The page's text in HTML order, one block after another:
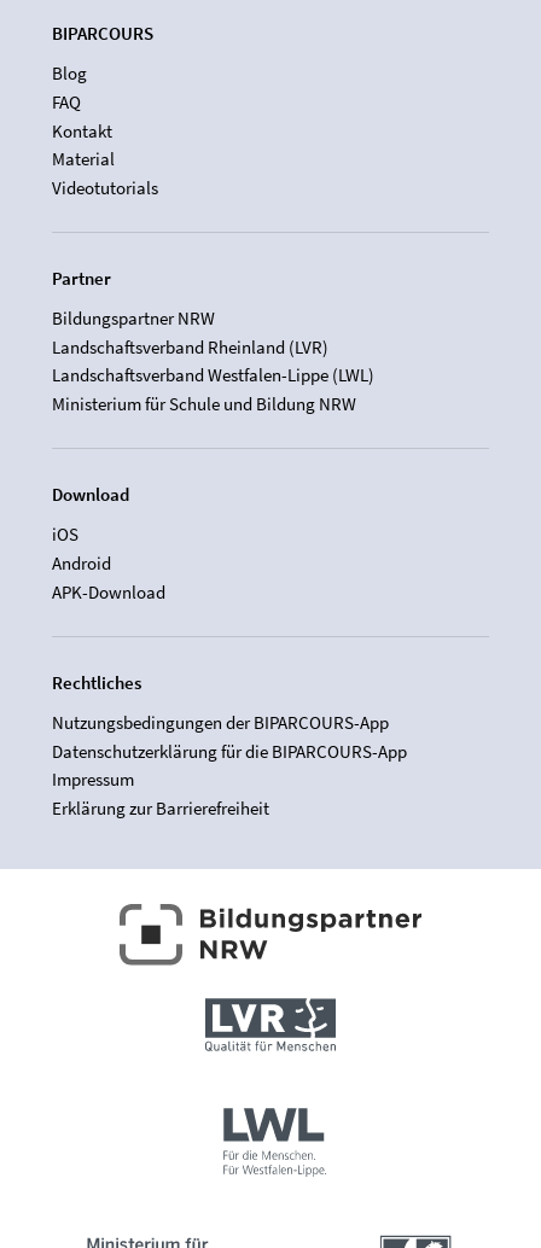
BIPARCOURS
Blog
FAQ
Kontakt
Material
Videotutorials
Partner
Bildungspartner NRW
Landschaftsverband Rheinland (LVR)
Landschaftsverband Westfalen-Lippe (LWL)
Ministerium für Schule und Bildung NRW
Download
iOS
Android
APK-Download
Rechtliches
Nutzungsbedingungen der BIPARCOURS-App
Datenschutzerklärung für die BIPARCOURS-App
Impressum
Erklärung zur Barrierefreiheit